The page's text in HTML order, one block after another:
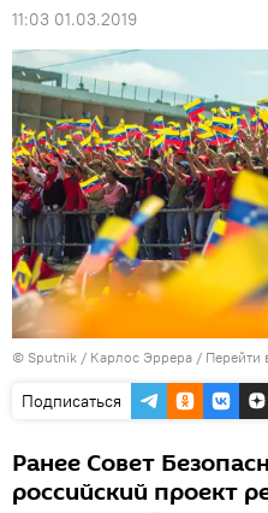
11:03 01.03.2019
© Sputnik / Карлос Эррера / Перейти
Подписаться
Ранее Совет
российский проект